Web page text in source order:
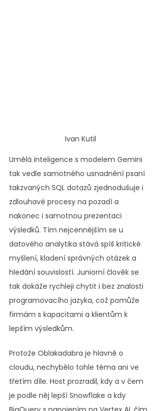
Ivan Kutil
Umělá inteligence s modelem Gemini
tak vedle samotného usnadnění psaní
takzvaných SQL dotazů zjednodušuje i
zdlouhavé procesy na pozadí a
nakonec i samotnou prezentaci
výsledků. Tím nejcennějším se u
datového analytika stává spíš kritické
myšlení, kladení správných otázek a
hledání souvislostí. Juniorní člověk se
tak dokáže rychleji chytit i bez znalosti
programovacího jazyka, což pomůže
firmám s kapacitami a klientům k
lepším výsledkům.
Protože Oblakadabra je hlavně o
cloudu, nechybělo tohle téma ani ve
třetím díle. Host prozradil, kdy a v čem
je podle něj lepší Snowflake a kdy